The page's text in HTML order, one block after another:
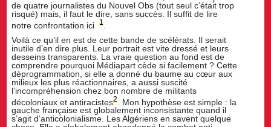
de quatre journalistes du Nouvel Obs (tout seul c’était trop
risqué) mais, il faut le dire, sans succès. Il suffit de lire
notre confrontation ici1
Voilà ce qu’il en est de cette bande de scélérats. Il serait
inutile d’en dire plus. Leur portrait est vite dressé et leurs
desseins transparents. La vraie question au fond est de
comprendre pourquoi Médiapart cède si facilement ? Cette
déprogrammation, si elle a donné du baume au cœur aux
milieux les plus réactionnaires, a aussi suscité
l’incompréhension chez bon nombre de militants
décoloniaux et antiracistes2
. Mon hypothèse est simple : la
gauche française est globalement inconsistante quand il
s’agit d’anticolonialisme. Les Algériens en savent quelque